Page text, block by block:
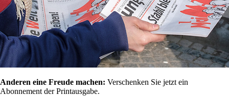
Anderen eine Freude machen: Verschenken Sie jetzt ein
Abonnement der Printausgabe.